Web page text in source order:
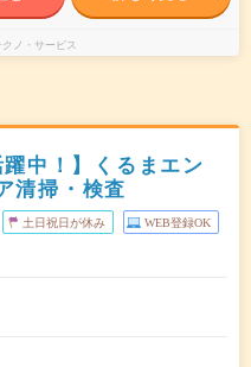
ノ・サービス
中！】くるまエン
清掃・検査
土日祝日が休み WEB登録OK